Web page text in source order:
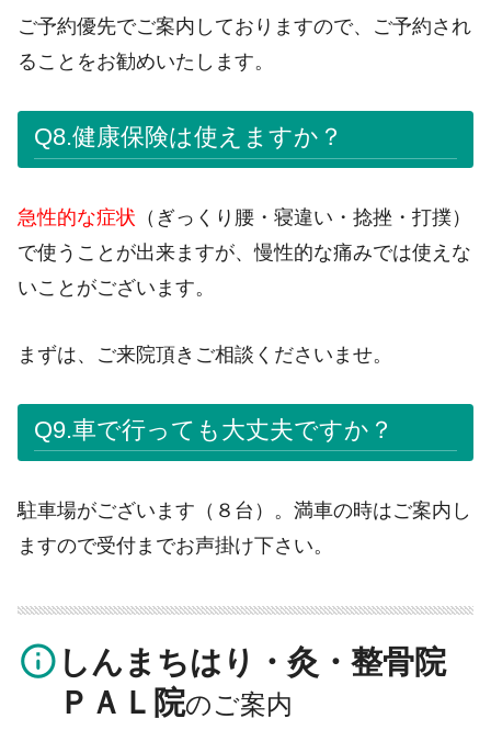
ご予約優先でご案内しておりますので、ご予約され
ることをお勧めいたします。
Q8.健康保険は使えますか？
急性的な症状 （ぎっくり腰・寝違い・捻挫・打撲）
で使うことが出来ますが、慢性的な痛みでは使えな
いことがございます。
まずは、ご来院頂きご相談くださいませ。
Q9.車で行っても大丈夫ですか？
駐車場がございます（８台）。満車の時はご案内し
ますので受付までお声掛け下さい。
info_outline しんまちはり・灸・整骨院
ＰＡＬ院